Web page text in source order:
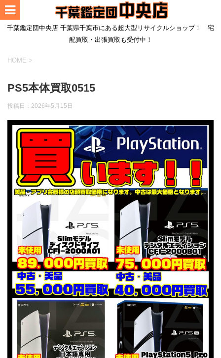
千葉鑑定団中央店 千葉県千葉市にある超大型リサイクルショップ！ 宅
配買取・出張買取も受付中！
HOME >
PS5本体買取0515
投稿日： 2026年5月15日